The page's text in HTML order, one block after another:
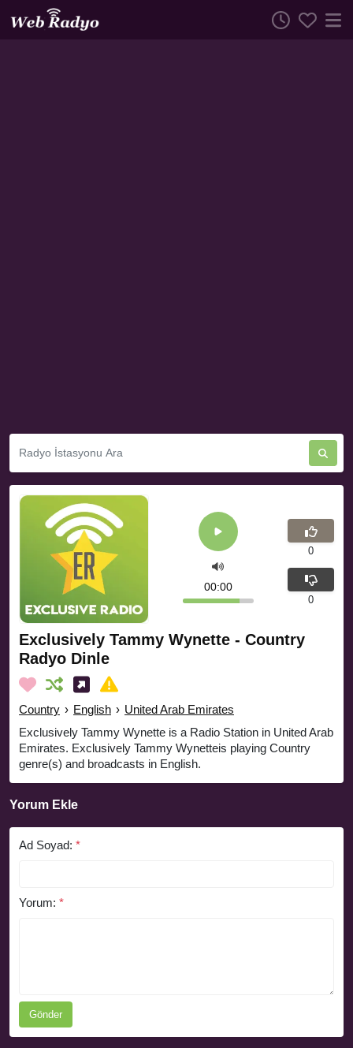
Exclusively Tammy Wynette - Country
Radyo Dinle
Country › English › United Arab Emirates
Exclusively Tammy Wynette is a Radio Station in United Arab
Emirates. Exclusively Tammy Wynetteis playing Country
genre(s) and broadcasts in English.
00:00
0
0
Yorum Ekle
Ad Soyad: *
Yorum: *
Gönder